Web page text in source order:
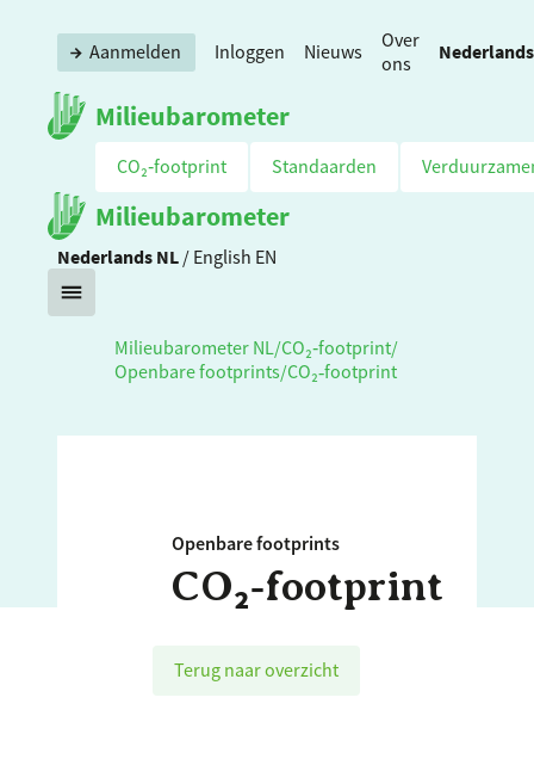
Milieubarometer
Aanmelden Inloggen Nieuws
Over
ons
Nederlands
CO₂‑footprint Standaarden
Milieubarometer
Nederlands NL / English EN
Milieubarometer NL /CO₂‑footprint/
Openbare footprints/CO₂‑footprint
Openbare footprints
CO₂‑footprint
Terug naar overzicht